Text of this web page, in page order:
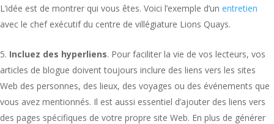
L’idée est de montrer qui vous êtes. Voici l’exemple d’un entretien
avec le chef exécutif du centre de villégiature Lions Quays.
Incluez des hyperliens. Pour faciliter la vie de vos lecteurs, vos
articles de blogue doivent toujours inclure des liens vers les sites
Web des personnes, des lieux, des voyages ou des événements que
vous avez mentionnés. Il est aussi essentiel d’ajouter des liens vers
des pages spécifiques de votre propre site Web. En plus de générer